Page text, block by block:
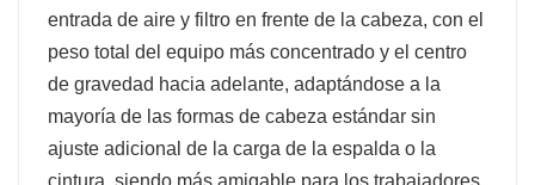
entrada de aire y filtro en frente de la cabeza, con el
peso total del equipo más concentrado y el centro
de gravedad hacia adelante, adaptándose a la
mayoría de las formas de cabeza estándar sin
ajuste adicional de la carga de la espalda o la
cintura, siendo más amigable para los trabajadores